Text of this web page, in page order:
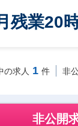
残業20
の求人 1 件 非
非公開